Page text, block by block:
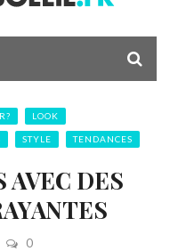
LOOK
STYLE TENDANCES
DES
0